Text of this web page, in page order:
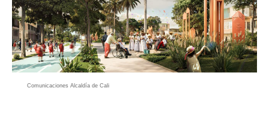
Comunicaciones Alcaldía de Cali